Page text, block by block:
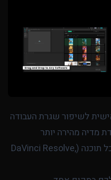
לשיפור שגרת העבודה
מדיה מהירה יותר
גרירה ושחרור אוניברסליים לכל תוכנה (DaVinci Resolve,